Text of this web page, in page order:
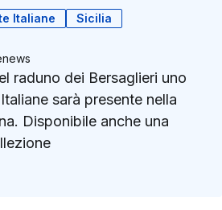
Italiane
Sicilia
raduno dei Bersaglieri uno
sarà presente nella
Disponibile anche una
Facebook